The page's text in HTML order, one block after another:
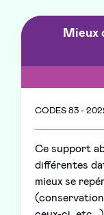
Mieux
CODES 83 -
Ce support
différentes
mieux se